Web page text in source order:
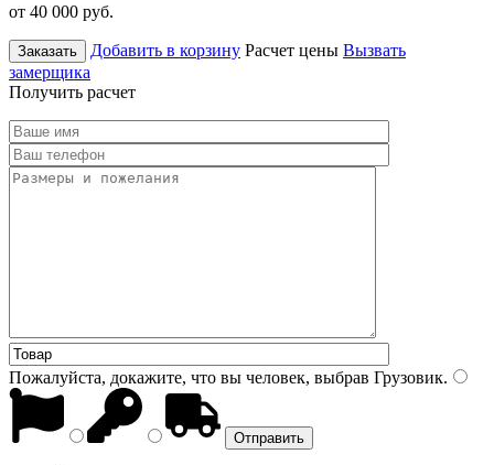
от 40 000 руб.
Заказать Добавить в корзину Расчет цены Вызвать
замерщика
Получить расчет
Пожалуйста, докажите, что вы человек, выбрав Грузовик.